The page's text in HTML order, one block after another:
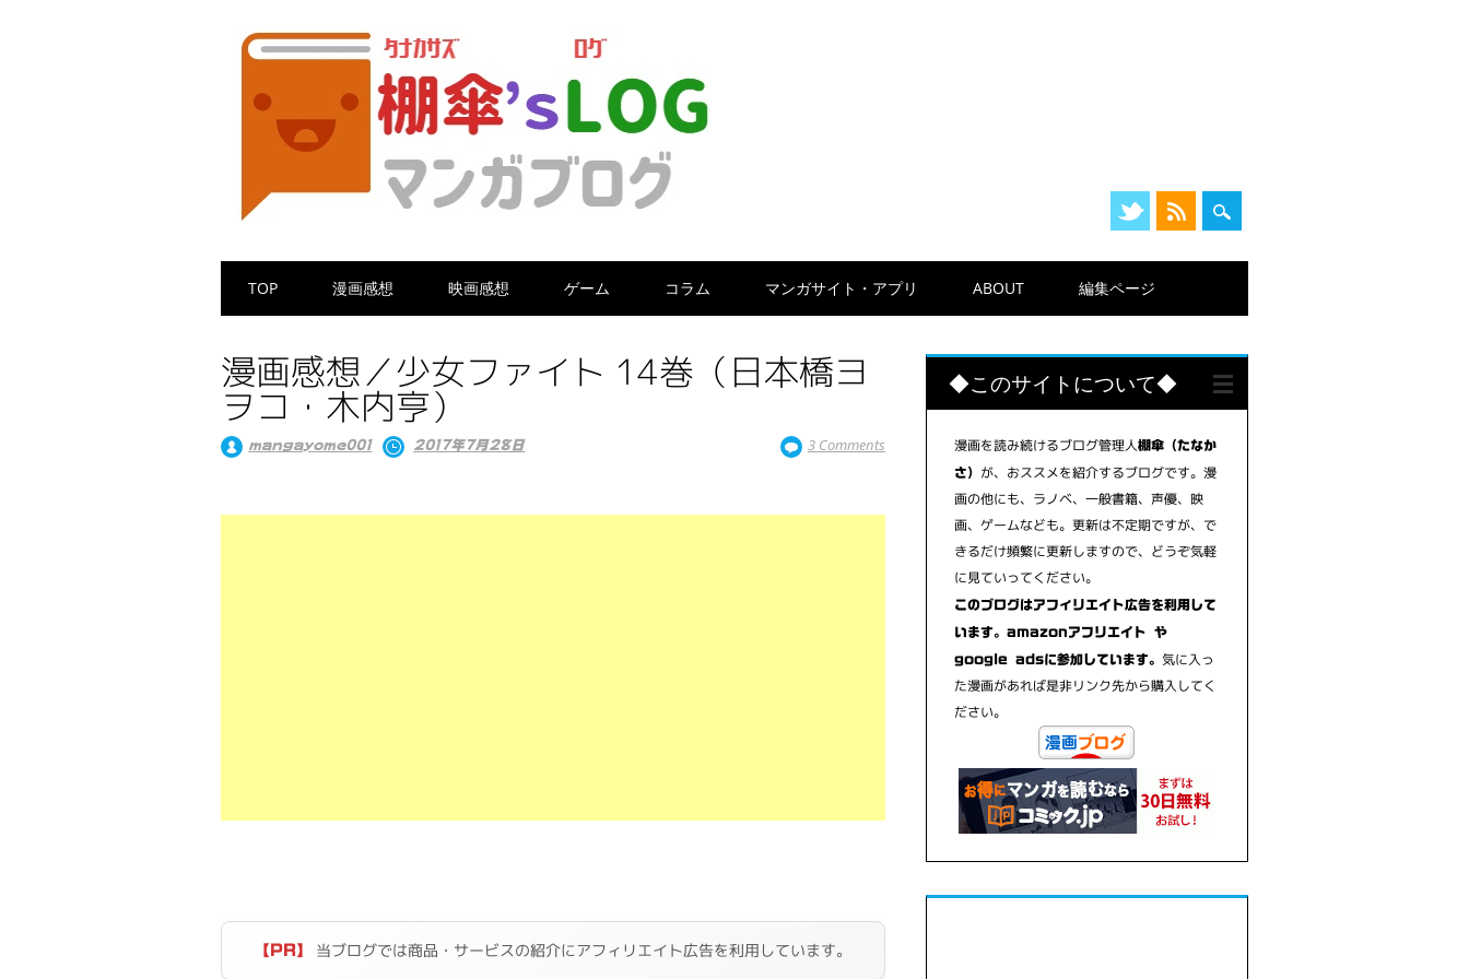
Main menu
TOP 漫画感想 映画感想 ゲーム コラム マンガサイト・アプリ ABOUT 編集ページ
漫画感想／少女ファイト 14巻（日本橋ヨ
ヲコ・木内亨）
mangayome001 2017年7月28日 3 Comments
【PR】 当ブログでは商品・サービスの紹介にアフィリエイト広告を利用しています。
◆このサイトについて◆
漫画を読み続けるブログ管理人棚傘（たなか
さ） が、おススメを紹介するブログです。漫
画の他にも、ラノベ、一般書籍、声優、映
画、ゲームなども。更新は不定期ですが、で
きるだけ頻繁に更新しますので、どうぞ気軽
に見ていってください。
このブログはアフィリエイト広告を利用して
います。amazonアフリエイト や
google adsに参加しています。気に入っ
た漫画があれば是非リンク先から購入してく
ださい。